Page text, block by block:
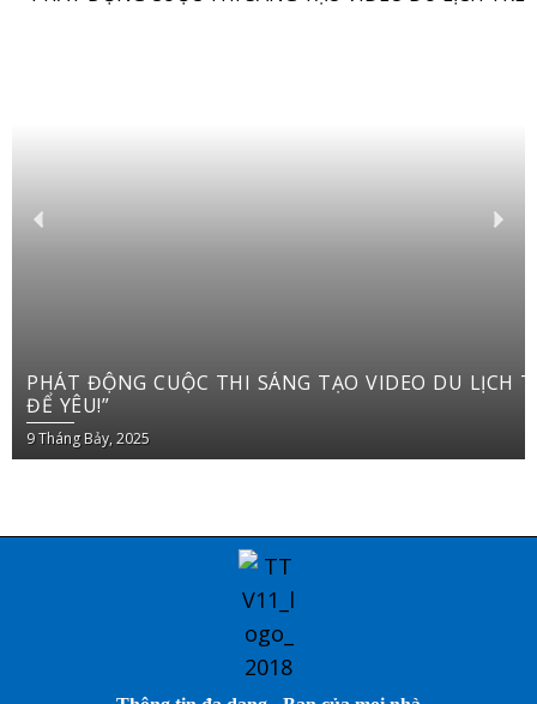
PHÁT ĐỘNG CUỘC THI SÁNG TẠO VIDEO DU LỊCH TRÊN YOUTUBE SHORTS “VIỆT NAM: ĐI
ĐỂ YÊU!”
9 Tháng Bảy, 2025